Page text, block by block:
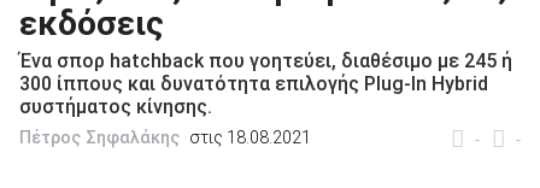
εκδόσεις
Ένα σπορ hatchback που γοητεύει, διαθέσιμο με 245 ή
300 ίππους και δυνατότητα επιλογής Plug-In Hybrid
συστήματος κίνησης.
- -
Πέτρος Σηφαλάκης στις 18.08.2021